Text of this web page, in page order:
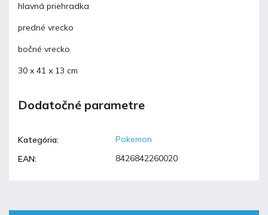
hlavná priehradka
predné vrecko
bočné vrecko
30 x 41 x 13 cm
Dodatočné parametre
Kategória:
Pokemon
EAN: 8426842260020